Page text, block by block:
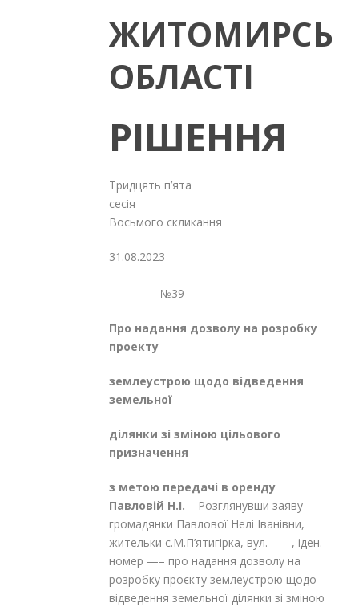
ОБЛАСТІ
РІШЕННЯ
Тридцять п’ята
сесія
Восьмого скликання
31.08.2023
№39
Про надання дозволу на розробку
проекту
землеустрою щодо відведення
земельної
ділянки зі зміною цільового
призначення
з метою передачі в оренду
Павловій Н.І. Розглянувши заяву
громадянки Павлової Нелі Іванівни,
жительки с.М.П’ятигірка, вул.——, іден.
номер —– про надання дозволу на
розробку проєкту землеустрою щодо
відведення земельної ділянки зі зміною